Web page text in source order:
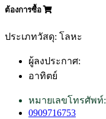
ต้องการซื้อ
ประเภทวัสดุ: โลหะ
ผู้ลงประกาศ:
อาทิตย์
หมายเลขโทรศัพท์:
0909716753